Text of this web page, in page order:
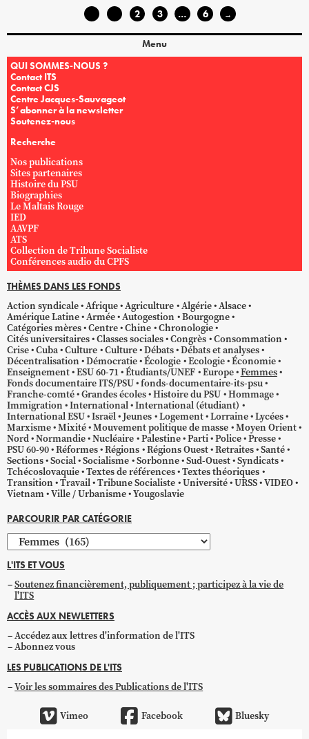
2 3 … 6 →
Menu
QUI SOMMES-NOUS ?
Contact ITS
Contact CJS
Centre Jacques-Sauvageot
S’abonner à la newsletter
Soutenez-nous
Recherche
Nos publications
Sites partenaires
Histoire du PSU
Biographies
Le Maltais Rouge
IED
AAVPF
ATS
Collection de Tribune Socialiste
Conférences audio du CPFS
THÈMES DANS LES FONDS
Action syndicale Afrique Agriculture Algérie Alsace
Amérique Latine Armée Autogestion
Bourgogne
Catégories mères Centre Chine Chronologie
Cités universitaires Classes sociales Congrès Consommation
Crise Cuba Culture Culture Débats Débats et analyses
Décentralisation Démocratie Écologie Ecologie Économie
Enseignement ESU 60-71 Étudiants/UNEF Europe Femmes
Fonds documentaire ITS/PSU fonds-documentaire-its-psu
Franche-comté Grandes écoles Histoire du PSU Hommage
Immigration International International (étudiant)
International ESU Israël Jeunes Logement Lorraine Lycées
Marxisme Mixité Mouvement politique de masse Moyen Orient
Nord Normandie Nucléaire Palestine Parti Police Presse
PSU 60-90 Réformes Régions Régions Ouest Retraites Santé
Sections Social Socialisme Sorbonne Sud-Ouest Syndicats
Tchécoslovaquie Textes de références Textes théoriques
Transition Travail Tribune Socialiste Université URSS VIDEO
Vietnam Ville / Urbanisme Yougoslavie
PARCOURIR PAR CATÉGORIE
Parcourir
par
catégorie
L'ITS ET VOUS
Soutenez financièrement, publiquement ; participez à la vie de
l'ITS
ACCÈS AUX NEWLETTERS
Accédez aux lettres d'information de l'ITS
Abonnez vous
LES PUBLICATIONS DE L'ITS
Voir les sommaires des Publications de l'ITS
Vimeo Facebook Bluesky